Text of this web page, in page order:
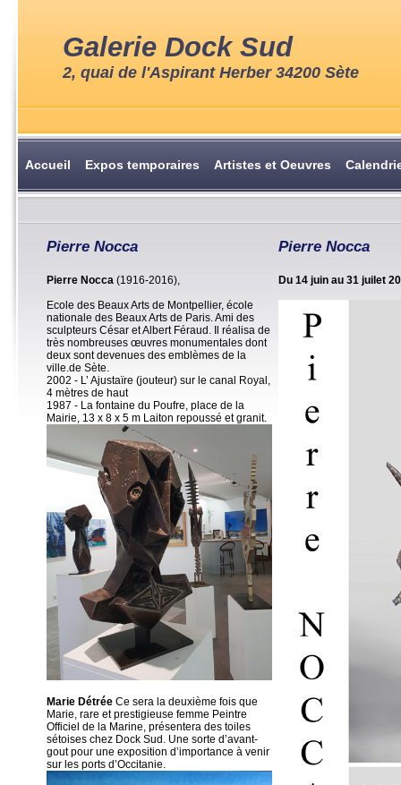
Galerie Dock Sud
2, quai de l'Aspirant Herber 34200 Sète
Accueil Expos temporaires Artistes et Oeuvres
Pierre Nocca
Pierre Nocca (1916-2016),
Ecole des Beaux Arts de Montpellier, école
nationale des Beaux Arts de Paris. Ami des
sculpteurs César et Albert Féraud. Il réalisa de
très nombreuses œuvres monumentales dont
deux sont devenues des emblèmes de la
ville.de Sète.
2002 - L’ Ajustaïre (jouteur) sur le canal Royal,
4 mètres de haut
1987 - La fontaine du Poufre, place de la
Mairie, 13 x 8 x 5 m Laiton repoussé et granit.
Marie Détrée Ce sera la deuxième fois que
Marie, rare et prestigieuse femme Peintre
Officiel de la Marine, présentera des toiles
sétoises chez Dock Sud. Une sorte d’avant-
gout pour une exposition d’importance à venir
sur les ports d’Occitanie.
Pierre Nocca
Du 14 juin au 31 juilet